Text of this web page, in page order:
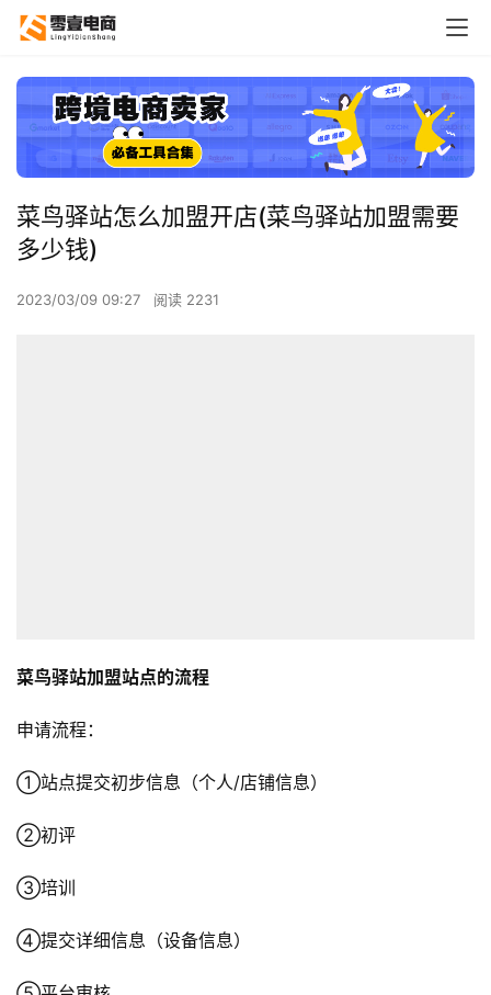
菜鸟驿站怎么加盟开店(菜鸟驿站加盟需要
多少钱)
2023/03/09 09:27 阅读 2231
菜鸟驿站加盟站点的流程
申请流程：
①站点提交初步信息（个人/店铺信息）
②初评
③培训
④提交详细信息（设备信息）